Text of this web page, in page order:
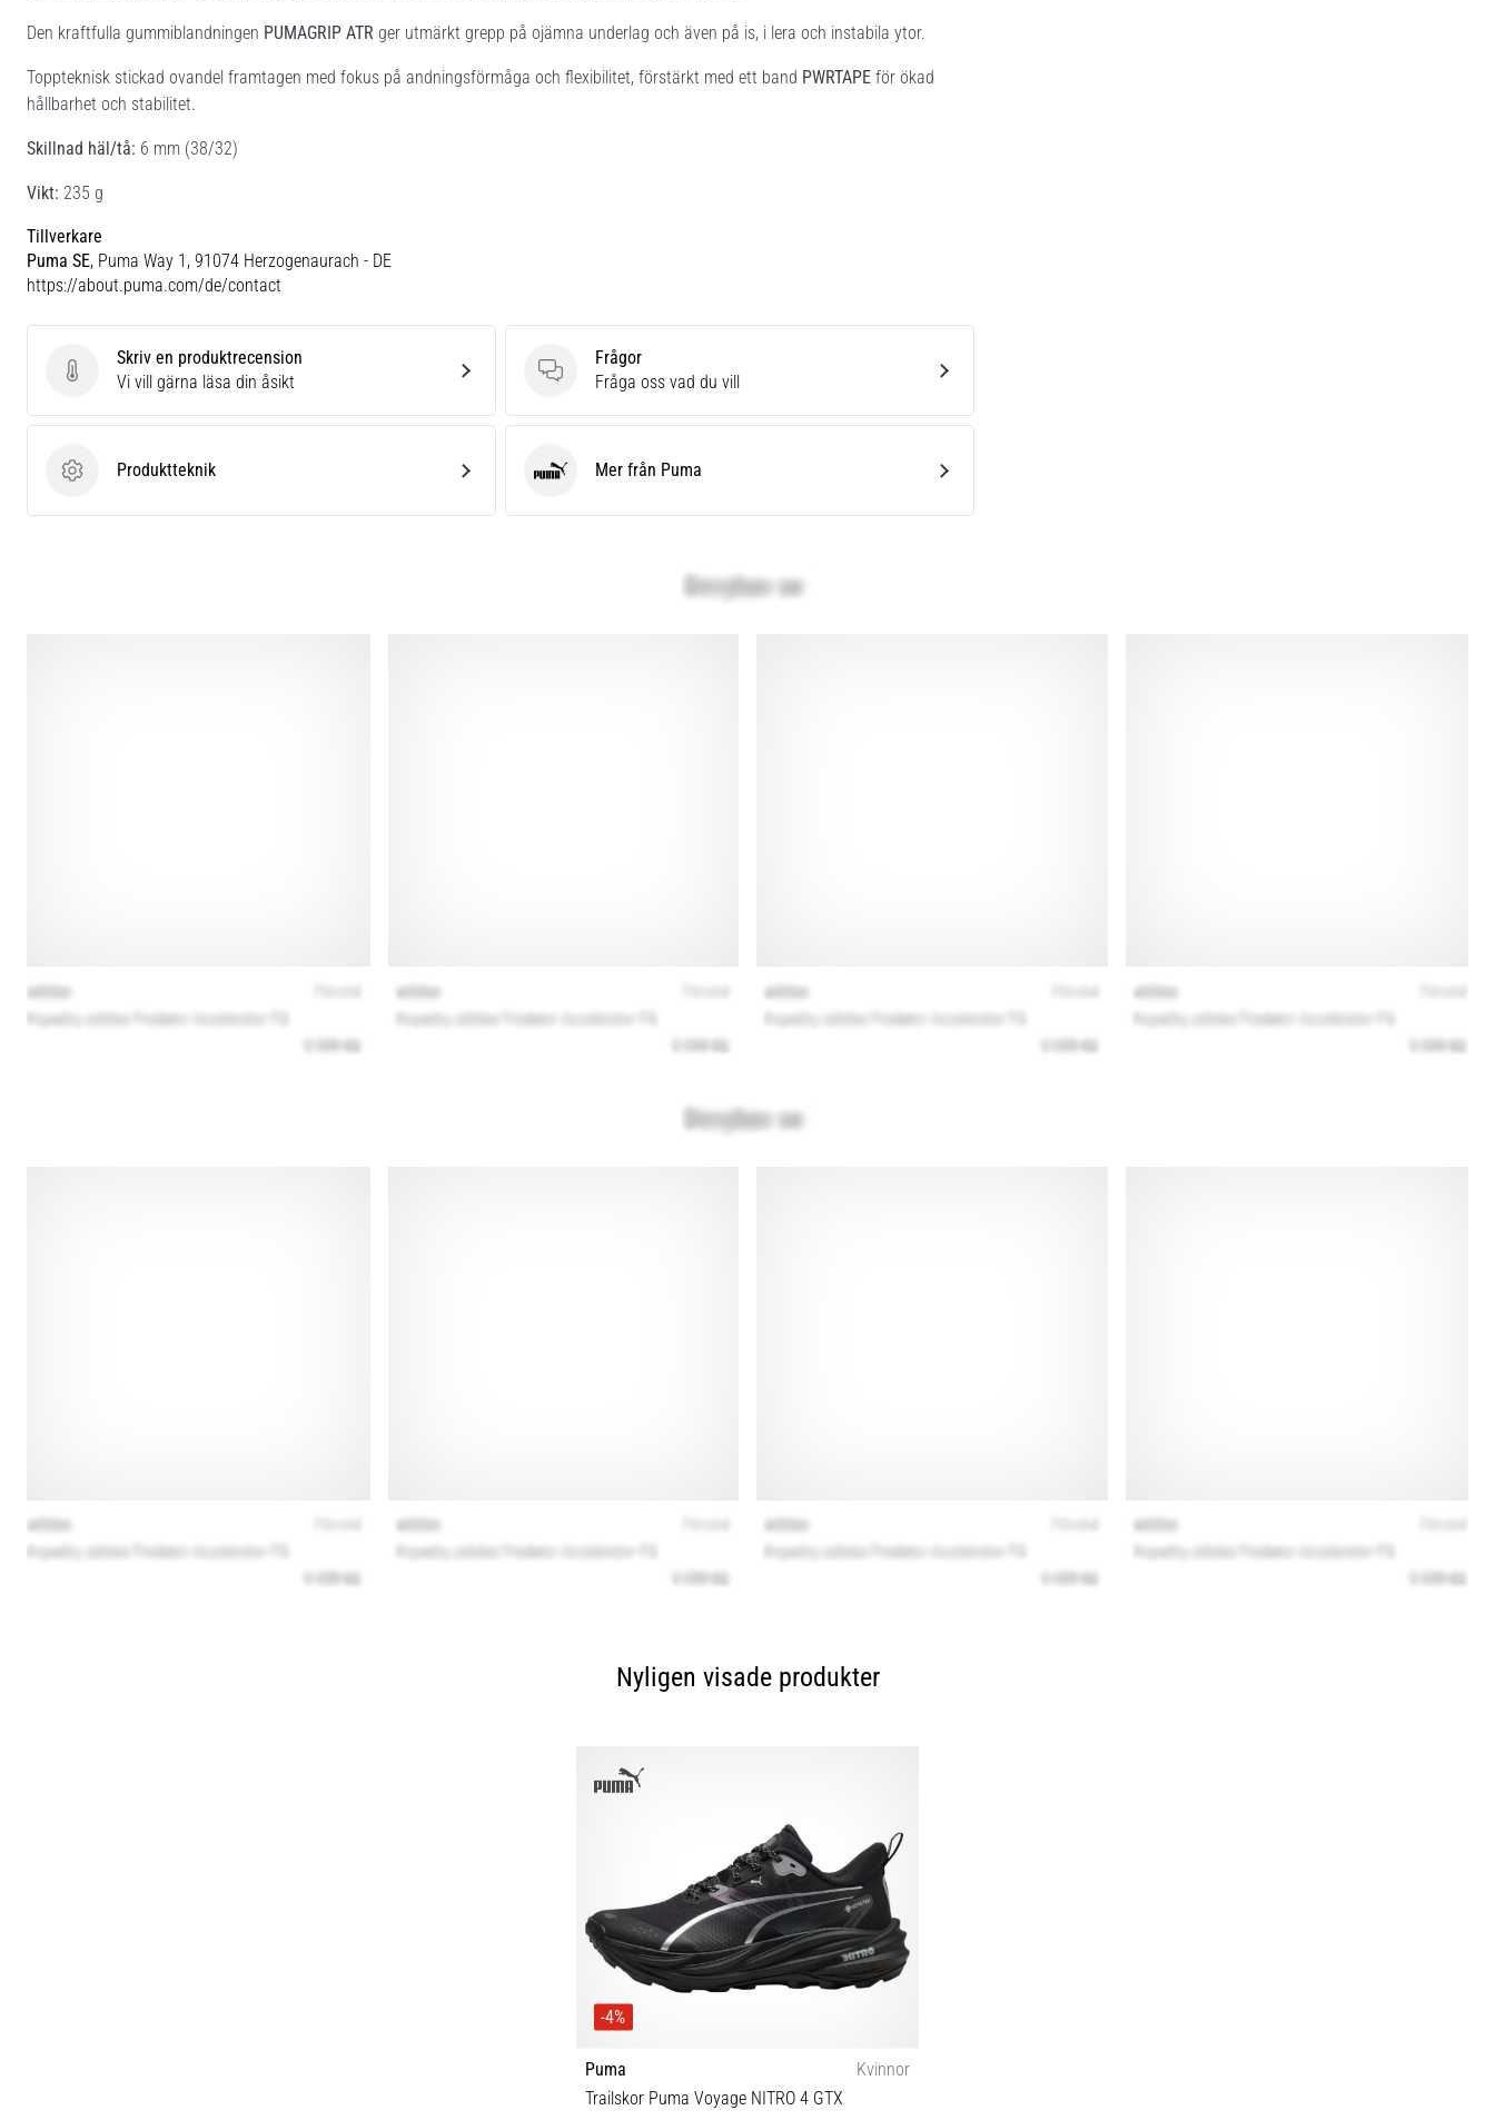
Den kraftfulla gummiblandningen PUMAGRIP ATR ger utmärkt grepp på ojämna underlag och även på is, i lera och instabila ytor.
Toppteknisk stickad ovandel framtagen med fokus på andningsförmåga och flexibilitet, förstärkt med ett band PWRTAPE för ökad
hållbarhet och stabilitet.
Skillnad häl/tå: 6 mm (38/32)
Vikt: 235 g
Tillverkare
Puma SE, Puma Way 1, 91074 Herzogenaurach - DE
https://about.puma.com/de/contact
Skriv en produktrecension
Skriv en produktrecension
Vi vill gärna läsa din åsikt
Frågor
Frågor
Fråga oss vad du vill
ProduktteknikProduktteknik Puma Mer från Puma
Nyligen visade produkter
-4%
Puma
Kvinnor
Trailskor Puma Voyage NITRO 4 GTX